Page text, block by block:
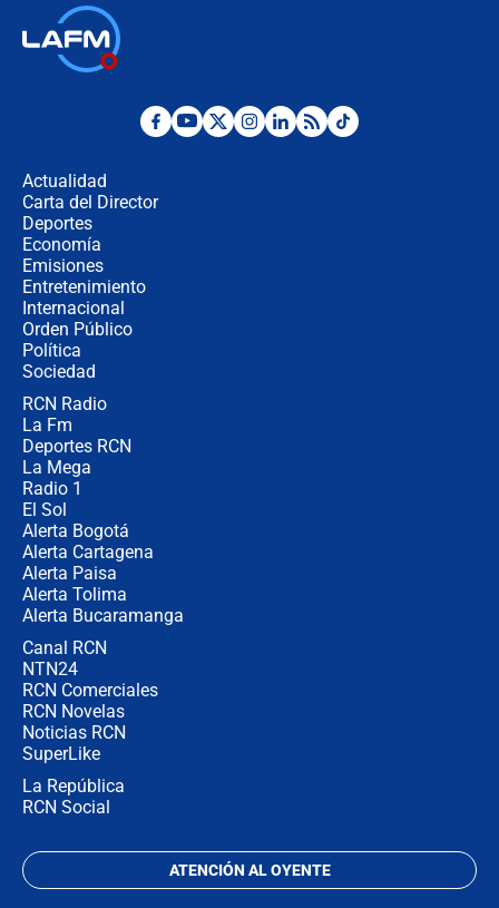
¿Por qué De la Espriella gobernará
Actualidad
Carta del Director
Deportes
Economía
Emisiones
Entretenimiento
Internacional
Orden Público
Política
Sociedad
RCN Radio
La Fm
Deportes RCN
La Mega
Radio 1
El Sol
Alerta Bogotá
Alerta Cartagena
Alerta Paisa
Alerta Tolima
Alerta Bucaramanga
Canal RCN
NTN24
RCN Comerciales
RCN Novelas
Noticias RCN
SuperLike
La República
RCN Social
ATENCIÓN AL OYENTE